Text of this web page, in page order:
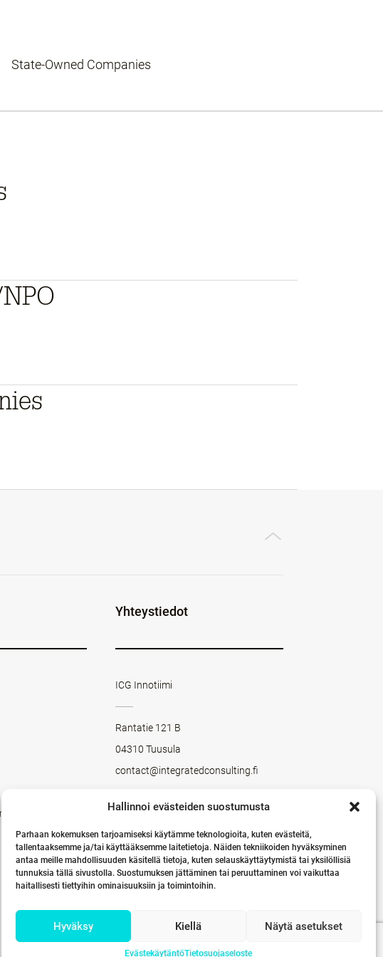
Hallinnoi evästeiden suostumusta
Parhaan kokemuksen tarjoamiseksi käytämme teknologioita, kuten evästeitä,
tallentaaksemme ja/tai käyttääksemme laitetietoja. Näiden tekniikoiden hyväksyminen
antaa meille mahdollisuuden käsitellä tietoja, kuten selauskäyttäytymistä tai yksilöllisiä
tunnuksia tällä sivustolla. Suostumuksen jättäminen tai peruuttaminen voi vaikuttaa
haitallisesti tiettyihin ominaisuuksiin ja toimintoihin.
Hyväksy Kiellä Näytä asetukset
EvästekäytäntöTietosuojaseloste
State-Owned Companies
Yhteystiedot
ICG Innotiimi
Rantatie 121 B
04310 Tuusula
contact@integratedconsulting.fi
LINKEDIN
Seuraa meitä LinkedInissä